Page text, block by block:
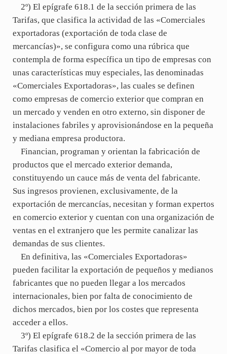
2º) El epígrafe 618.1 de la sección primera de las
Tarifas, que clasifica la actividad de las «Comerciales
exportadoras (exportación de toda clase de
mercancías)», se configura como una rúbrica que
contempla de forma específica un tipo de empresas con
unas características muy especiales, las denominadas
«Comerciales Exportadoras», las cuales se definen
como empresas de comercio exterior que compran en
un mercado y venden en otro externo, sin disponer de
instalaciones fabriles y aprovisionándose en la pequeña
y mediana empresa productora.
Financian, programan y orientan la fabricación de
productos que el mercado exterior demanda,
constituyendo un cauce más de venta del fabricante.
Sus ingresos provienen, exclusivamente, de la
exportación de mercancías, necesitan y forman expertos
en comercio exterior y cuentan con una organización de
ventas en el extranjero que les permite canalizar las
demandas de sus clientes.
En definitiva, las «Comerciales Exportadoras»
pueden facilitar la exportación de pequeños y medianos
fabricantes que no pueden llegar a los mercados
internacionales, bien por falta de conocimiento de
dichos mercados, bien por los costes que representa
acceder a ellos.
3º) El epígrafe 618.2 de la sección primera de las
Tarifas clasifica el «Comercio al por mayor de toda